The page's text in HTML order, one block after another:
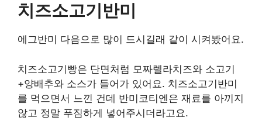
치즈소고기반미
에그반미 다음으로 많이 드시길래 같이 시켜봤어요.
치즈소고기빵은 단면처럼 모짜렐라치즈와 소고기
+양배추와 소스가 들어가 있어요. 치즈소고기반미
를 먹으면서 느낀 건데 반미코티엔은 재료를 아끼지
않고 정말 푸짐하게 넣어주시더라고요.